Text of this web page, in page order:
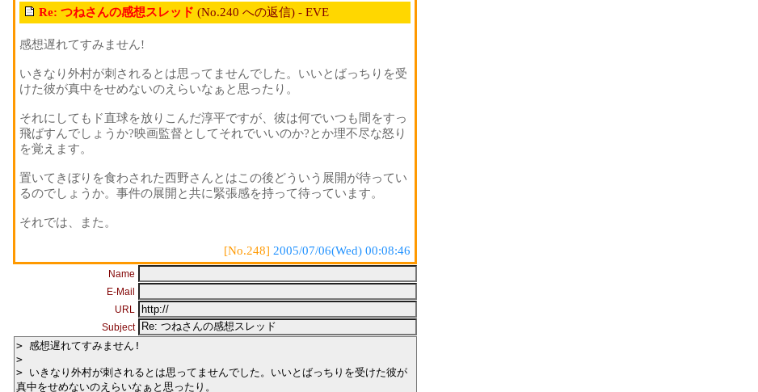
Re: つねさんの感想スレッド (No.240 への返信) - EVE
感想遅れてすみません!
いきなり外村が刺されるとは思ってませんでした。いいとばっちりを受
けた彼が真中をせめないのえらいなぁと思ったり。
それにしてもド直球を放りこんだ淳平ですが、彼は何でいつも間をすっ
飛ばすんでしょうか?映画監督としてそれでいいのか?とか理不尽な怒り
を覚えます。
置いてきぼりを食わされた西野さんとはこの後どういう展開が待ってい
るのでしょうか。事件の展開と共に緊張感を持って待っています。
それでは、また。
[No.248] 2005/07/06(Wed) 00:08:46
Name
E-Mail
URL
Subject